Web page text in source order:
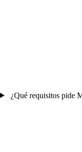
¿Qué requisitos pide